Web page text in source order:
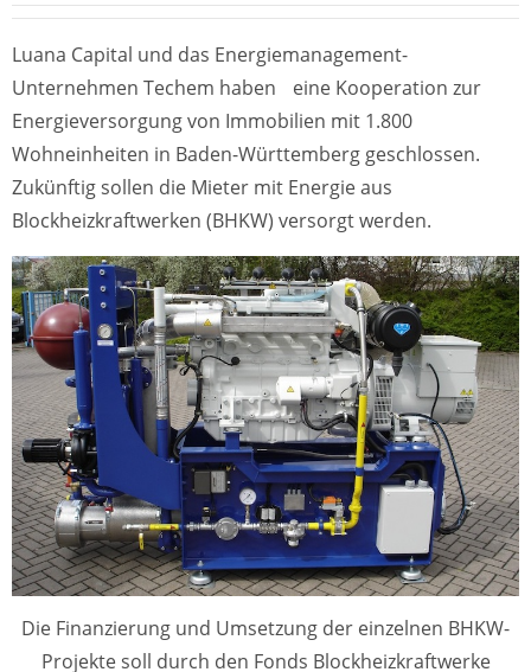
Luana Capital und das Energiemanagement-
Unternehmen Techem haben eine Kooperation zur
Energieversorgung von Immobilien mit 1.800
Wohneinheiten in Baden-Württemberg geschlossen.
Zukünftig sollen die Mieter mit Energie aus
Blockheizkraftwerken (BHKW) versorgt werden.
Die Finanzierung und Umsetzung der einzelnen BHKW-
Projekte soll durch den Fonds Blockheizkraftwerke